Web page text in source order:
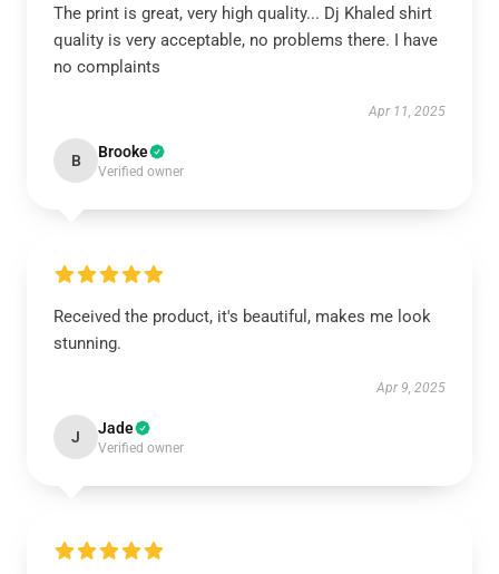
The print is great, very high quality... Dj Khaled shirt
quality is very acceptable, no problems there. I have
no complaints
Apr 11, 2025
B Brooke
Verified owner
Received the product, it's beautiful, makes me look
stunning.
Apr 9, 2025
J Jade
Verified owner